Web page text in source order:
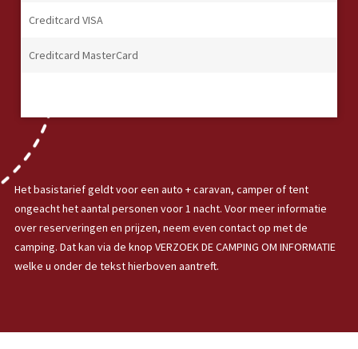
Creditcard VISA
Creditcard MasterCard
Het basistarief geldt voor een auto + caravan, camper of tent
ongeacht het aantal personen voor 1 nacht. Voor meer informatie
over reserveringen en prijzen, neem even contact op met de
camping. Dat kan via de knop VERZOEK DE CAMPING OM INFORMATIE
welke u onder de tekst hierboven aantreft.